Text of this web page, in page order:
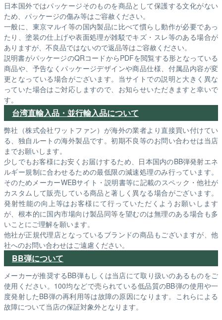
日本国外ではパッケージそのものを商品として保護する文化がない
ため、パッケージの傷み等はご容赦ください。
一般に、東京マルイ等の国内製品に比べて慣らし動作が必要であっ
たり、塗装の仕上げや表面処理が雑駁でキズ・スレ等のある場合が
ありますが、不良品ではないので返品等はご容赦ください。
説明書がパッケージのQRコードからPDFを閲覧する形となっている
商品や、予告なくパッケージデザインや商品仕様、付属品内容が変
更となっている場合がございます。当サイトでの説明と大きく異な
っていた場合はご対応しますので、お知らせいただきますと幸いで
す。
台湾直輸入品・並行輸入品について
弊社（株式会社ワットファン）が海外の業者より直接買い付けてい
る、独自ルートの海外製品です。初期不良等のお問い合わせは当店
までお願いします。
少しでもお客様にお安くお届けするため、日本国内のBB弾発射エネ
ルギー規制に合わせるための最低限の減速処理のみ行っています。
そのためメーカーWEBサイト・説明書等に記載のスペック・他社が
カスタムして販売している商品と著しく異なる場合がございます。
発射性能の向上等はお客様にて行っていただくようお願いします
が、根本的に国内市場向け製品同等を望むのは無理のある場合も多
いことにご理解を願います。
他社が正規代理店となっているブランドの商品もございますが、他
社へのお問い合わせはご遠慮ください。
BB弾について
メーカーが推奨するBB弾もしくは当店にて取り扱いのあるものをご
使用ください。100均などで売られている低品質のBB弾の使用や一
度発射したBB弾の再利用等は故障の原因になります。これらによる
故障について当店の保証対象外となります。